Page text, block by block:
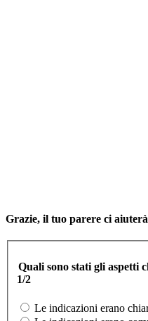
Grazie, il tuo parere ci
Quali sono stati gli aspetti
1/2
Le indicazioni erano